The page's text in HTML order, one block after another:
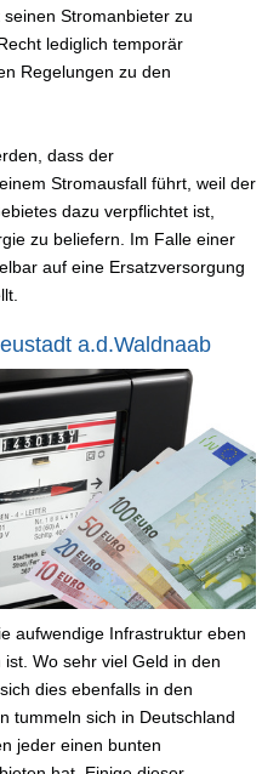
Stromanbieter zu
lediglich temporär
Regelungen zu den
dass der
Stromausfall führt, weil der
dazu verpflichtet ist,
zu beliefern. Im Falle einer
auf eine Ersatzversorgung
a.d.Waldnaab
aufwendige Infrastruktur eben
Wo sehr viel Geld in den
dies ebenfalls in den
tummeln sich in Deutschland
jeder einen bunten